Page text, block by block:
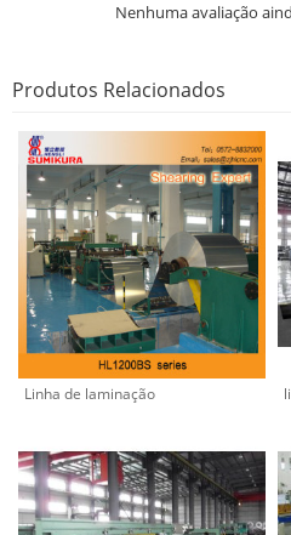
Nenhuma avaliação
Produtos Relacionados
Linha de laminação